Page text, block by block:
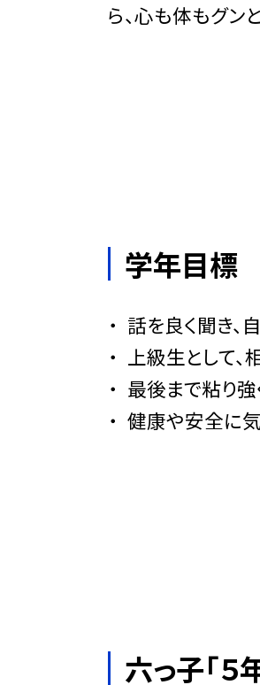
ら、心も体もグン
学年目標
話を良く聞き、
上級生として
最後まで粘り
健康や安全に
六っ子「